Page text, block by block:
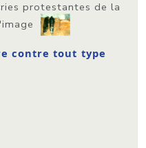
protestantes de la
contre tout type